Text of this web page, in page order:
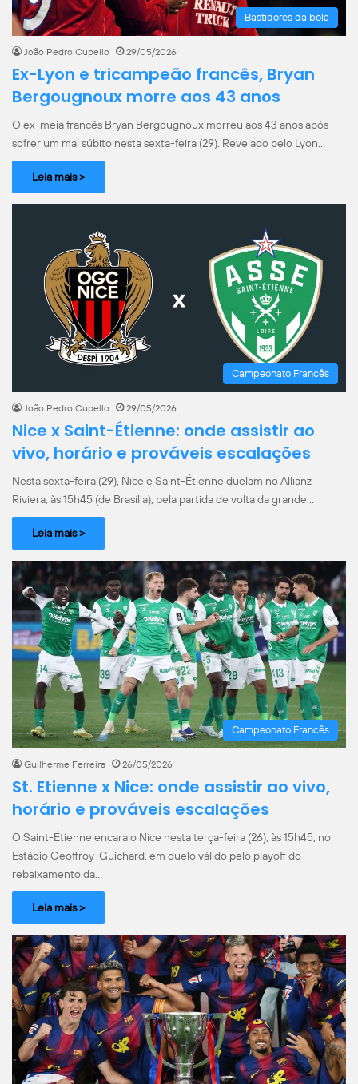
Bastidores da bola
João Pedro Cupello 29/05/2026
Ex-Lyon e tricampeão francês, Bryan
Bergougnoux morre aos 43 anos
O ex-meia francês Bryan Bergougnoux morreu aos 43 anos após
sofrer um mal súbito nesta sexta-feira (29). Revelado pelo Lyon…
Leia mais >
Campeonato Francês
João Pedro Cupello 29/05/2026
Nice x Saint-Étienne: onde assistir ao
vivo, horário e prováveis escalações
Nesta sexta-feira (29), Nice e Saint-Étienne duelam no Allianz
Riviera, às 15h45 (de Brasília), pela partida de volta da grande…
Leia mais >
Campeonato Francês
Guilherme Ferreira 26/05/2026
St. Etienne x Nice: onde assistir ao vivo,
horário e prováveis escalações
O Saint-Étienne encara o Nice nesta terça-feira (26), às 15h45, no
Estádio Geoffroy-Guichard, em duelo válido pelo playoff do
rebaixamento da…
Leia mais >